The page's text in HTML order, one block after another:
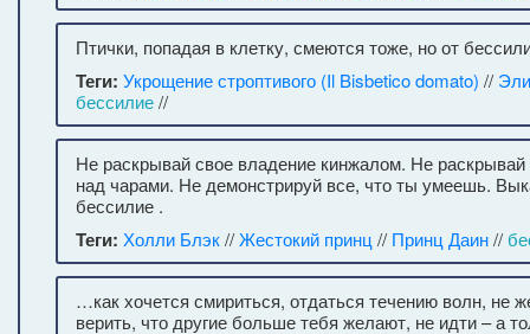
Птички, попадая в клетку, смеются тоже, но от
Теги: Укрощение строптивого (Il Bisbetico domato) //
бессилие//
Не раскрывай свое владение кинжалом. Не
над чарами. Не демонстрируй все, что ты умеешь.
бессилие .
Теги: Холли Блэк//Жестокий принц // Принц Даин//
…как хочется смириться, отдаться течению волн, не
верить, что другие больше тебя желают, не идти – а